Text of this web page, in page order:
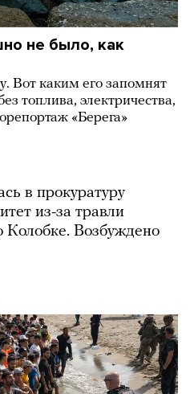
не было, как
Вот каким его запомнят
топлива, электричества,
«Берега»
в прокуратуру
из-за травли
Колобке. Возбуждено